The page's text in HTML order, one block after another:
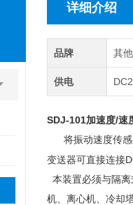
详细介绍
品牌 其
供电
SDJ-101加速度/速
将振动速度传
变送器可直接连接
本装置必须与隔
机、离心机、冷却